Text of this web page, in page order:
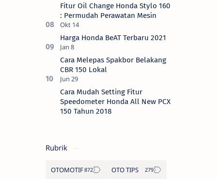
Fitur Oil Change Honda Stylo 160
: Permudah Perawatan Mesin
Harga Honda BeAT Terbaru 2021
Cara Melepas Spakbor Belakang
CBR 150 Lokal
Cara Mudah Setting Fitur
Speedometer Honda All New PCX
150 Tahun 2018
Rubrik
OTOMOTIF OTO TIPS